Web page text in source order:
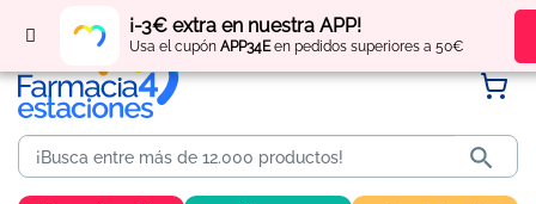
¡-3€ extra en nuestra APP!
Usa el cupón APP34Een pedidos superiores a 50€
Regístratey obtén puntos por tus compras
